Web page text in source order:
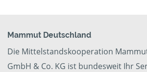
Mammut Deutschland
Die Mittelstandskooperation
GmbH & Co. KG ist bundesweit Ihr